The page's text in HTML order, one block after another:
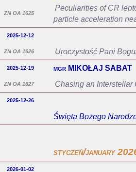
ZN OA 1625
Peculiarities of CR
particle acceleration
2025-12-12
ZN OA 1626 Uroczystość Pani
2025-12-19 mgr MIKOŁAJ SABAT
ZN OA 1627 Chasing an Interstellar
2025-12-26
Święta Bożego
styczeń/january
2026-01-02